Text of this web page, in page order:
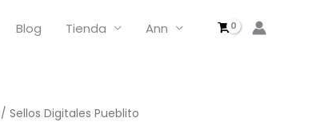
Blog Tienda Ann
/ Sellos Digitales Pueblito
Pueblito